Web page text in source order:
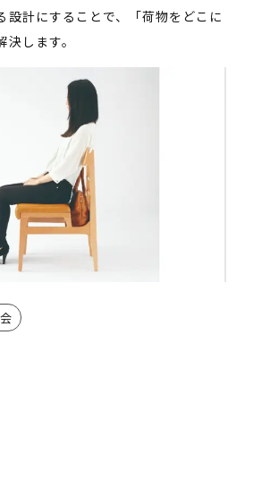
設計にすることで、「荷物をどこに
します。